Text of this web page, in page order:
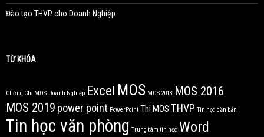
Đào tạo THVP cho Doanh Nghiệp
TỪ KHÓA
Chứng Chỉ MOS Doanh Nghiệp Excel MOS MOS 2013 MOS 2016
MOS 2019 power point PowerPoint Thi MOS THVP Tin học căn bản
Tin học văn phòng Trung tâm tin học Word